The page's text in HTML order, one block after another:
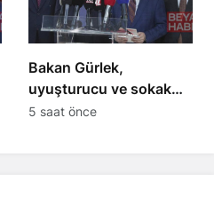
Bakan Gürlek,
uyuşturucu ve sokak
çeteleriyle mücadelede
5 saat önce